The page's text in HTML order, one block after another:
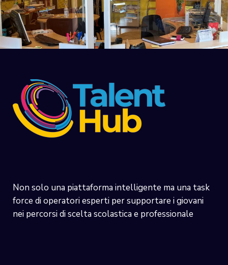
Non solo una piattaforma intelligente ma una task
force di operatori esperti per supportare i giovani
nei percorsi di scelta scolastica e professionale